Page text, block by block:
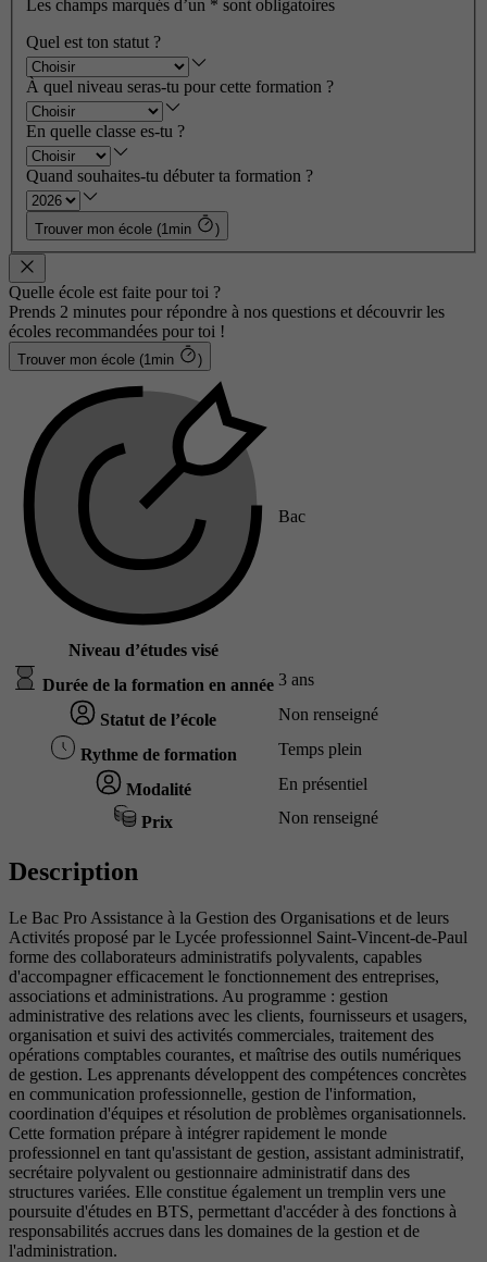
Les champs marqués d’un * sont obligatoires
Quel est ton statut ?
À quel niveau seras-tu pour cette formation ?
En quelle classe es-tu ?
Quand souhaites-tu débuter ta formation ?
Trouver mon école (1min )
Quelle école est faite pour toi ?
Prends 2 minutes pour répondre à nos questions et découvrir les
écoles recommandées pour toi !
Trouver mon école (1min )
Niveau d’études visé
Bac
Durée de la formation en année 3 ans
Statut de l’école Non renseigné
Rythme de formation Temps plein
Modalité En présentiel
Prix Non renseigné
Description
Le Bac Pro Assistance à la Gestion des Organisations et de leurs
Activités proposé par le Lycée professionnel Saint-Vincent-de-Paul
forme des collaborateurs administratifs polyvalents, capables
d'accompagner efficacement le fonctionnement des entreprises,
associations et administrations. Au programme : gestion
administrative des relations avec les clients, fournisseurs et usagers,
organisation et suivi des activités commerciales, traitement des
opérations comptables courantes, et maîtrise des outils numériques
de gestion. Les apprenants développent des compétences concrètes
en communication professionnelle, gestion de l'information,
coordination d'équipes et résolution de problèmes organisationnels.
Cette formation prépare à intégrer rapidement le monde
professionnel en tant qu'assistant de gestion, assistant administratif,
secrétaire polyvalent ou gestionnaire administratif dans des
structures variées. Elle constitue également un tremplin vers une
poursuite d'études en BTS, permettant d'accéder à des fonctions à
responsabilités accrues dans les domaines de la gestion et de
l'administration.